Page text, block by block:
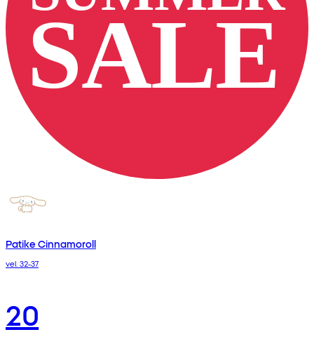
Patike Cinnamoroll
vel. 32-37
20